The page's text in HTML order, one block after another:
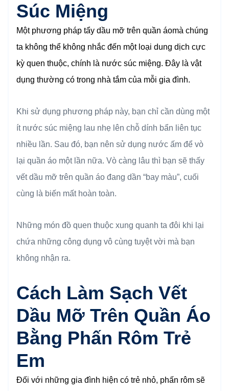
Súc Miệng
Một phương pháp tẩy dầu mỡ trên quần áomà chúng
ta không thể không nhắc đến một loại dung dịch cực
kỳ quen thuộc, chính là nước súc miệng. Đây là vật
dụng thường có trong nhà tắm của mỗi gia đình.
Khi sử dụng phương pháp này, bạn chỉ cần dùng một
ít nước súc miệng lau nhẹ lên chỗ dính bẩn liên tục
nhiều lần. Sau đó, bạn nên sử dụng nước ấm để vò
lại quần áo một lần nữa. Vò càng lâu thì bạn sẽ thấy
vết dầu mỡ trên quần áo đang dần “bay màu”, cuối
cùng là biến mất hoàn toàn.
Những món đồ quen thuộc xung quanh ta đôi khi lại
chứa những công dụng vô cùng tuyệt vời mà bạn
không nhận ra.
Cách Làm Sạch Vết
Dầu Mỡ Trên Quần Áo
Bằng Phấn Rôm Trẻ
Em
Đối với những gia đình hiện có trẻ nhỏ, phấn rôm sẽ